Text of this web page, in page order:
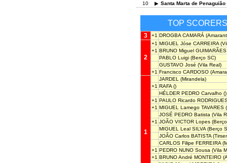
10
Santa Marta de Penaguião
TOP SCORERS
3 +1 DROGBA CAMARÁ
2
+1 MIGUEL Jóse CARREIRA
+1 BRUNO Miguel GUIMARÃES
PABLO Luigi (Berço SC)
GUSTAVO José (Vila Real)
+1 Francisco CARDOSO
1
JARDEL
(Mirandela)
+1 RAFA ()
HÉLDER PEDRO Carvalho ()
+1 PAULO Ricardo
+1 MIGUEL Lamego TAVARES
JOSÉ PEDRO Batista (Vila
+1 JOÃO VICTOR Lopes
MIGUEL Leal SILVA (Berço
JOÃO Carlos BATISTA
CARLOS Filipe FERREIRA
+1 PEDRO NUNO Sousa (Vila
+1 BRUNO André MONTEIRO